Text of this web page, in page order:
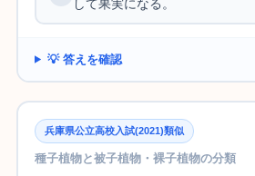
して果実になる。
💡 答えを確認
兵庫県公立高校入試(2021)類似
種子植物と被子植物・裸子植物の分類